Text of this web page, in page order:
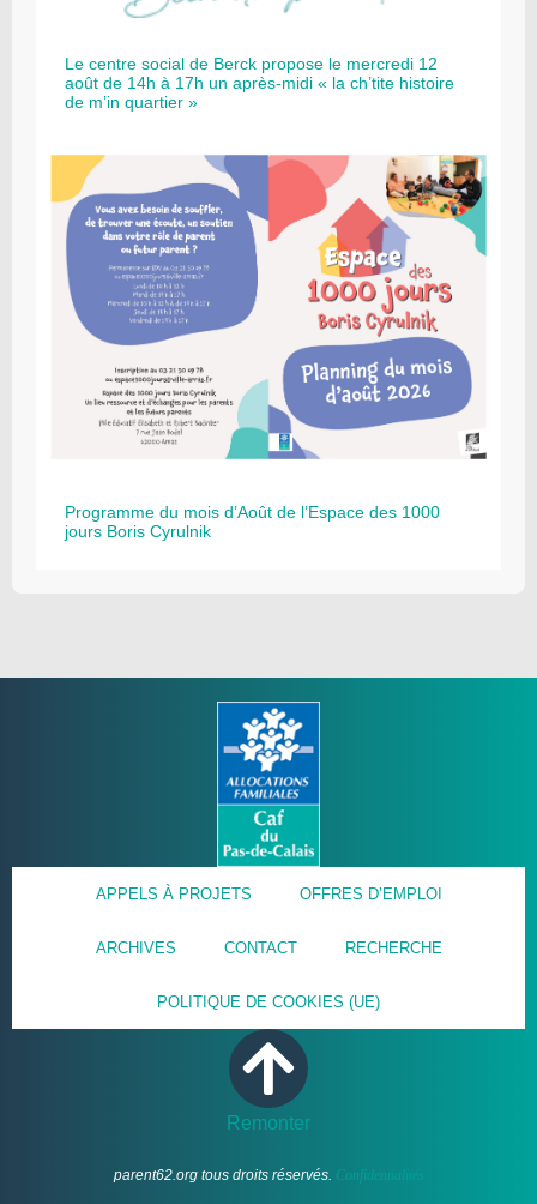
Le centre social de Berck propose le mercredi 12
août de 14h à 17h un après-midi « la ch’tite histoire
de m’in quartier »
Programme du mois d’Août de l’Espace des 1000
jours Boris Cyrulnik
APPELS À PROJETS OFFRES D’EMPLOI
ARCHIVES CONTACT RECHERCHE
POLITIQUE DE COOKIES (UE)
Remonter
parent62.org tous droits réservés. Confidentialités